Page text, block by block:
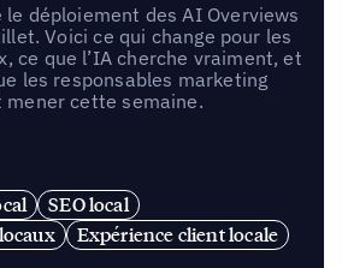
le déploiement des AI Overviews
Voici ce qui change pour les
ce que l’IA cherche vraiment, et
les responsables marketing
cette semaine.
SEO local
Expérience client locale